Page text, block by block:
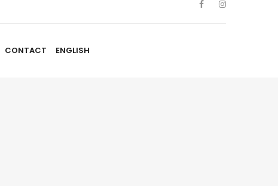
CONTACT ENGLISH